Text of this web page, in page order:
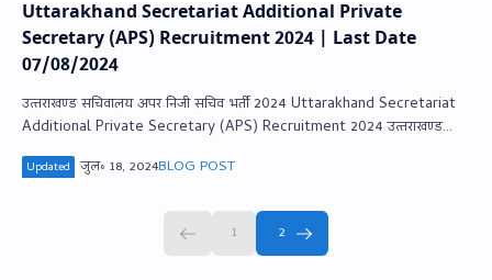
Uttarakhand Secretariat Additional Private
Secretary (APS) Recruitment 2024 | Last Date
07/08/2024
उत्‍तराखण्‍ड सचिवालय अपर निजी सचिव भर्ती 2024 Uttarakhand Secretariat
Additional Private Secretary (APS) Recruitment 2024 उत्‍तराखण्‍ड